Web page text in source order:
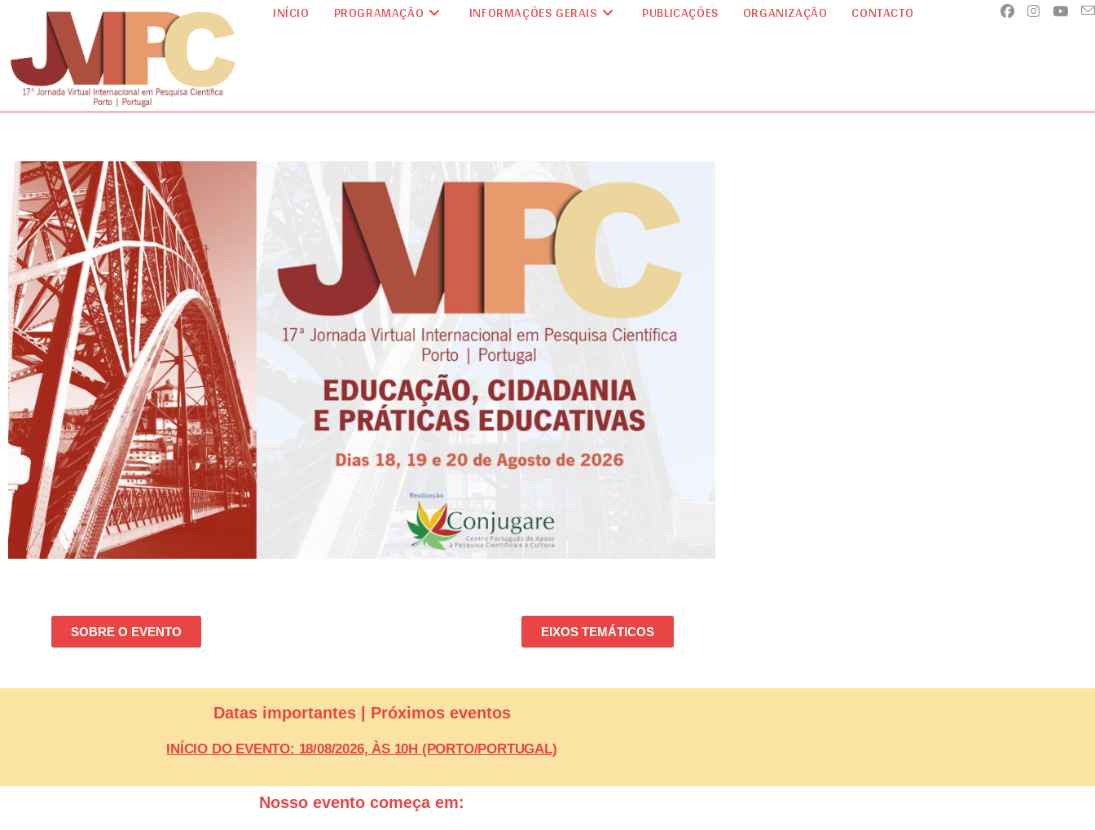
INÍCIO PROGRAMAÇÃO INFORMAÇÕES GERAIS PUBLICAÇÕES ORGANIZAÇÃO CONTACTO
SOBRE O EVENTO EIXOS TEMÁTICOS
Datas importantes | Próximos eventos
INÍCIO DO EVENTO: 18/08/2026, ÀS 10H (PORTO/PORTUGAL)
Nosso evento começa em: